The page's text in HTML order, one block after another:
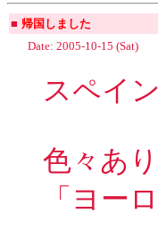
■ 帰国しました
Date: 2005-10-15 (Sat)
スペイ
色々あ
「ヨー